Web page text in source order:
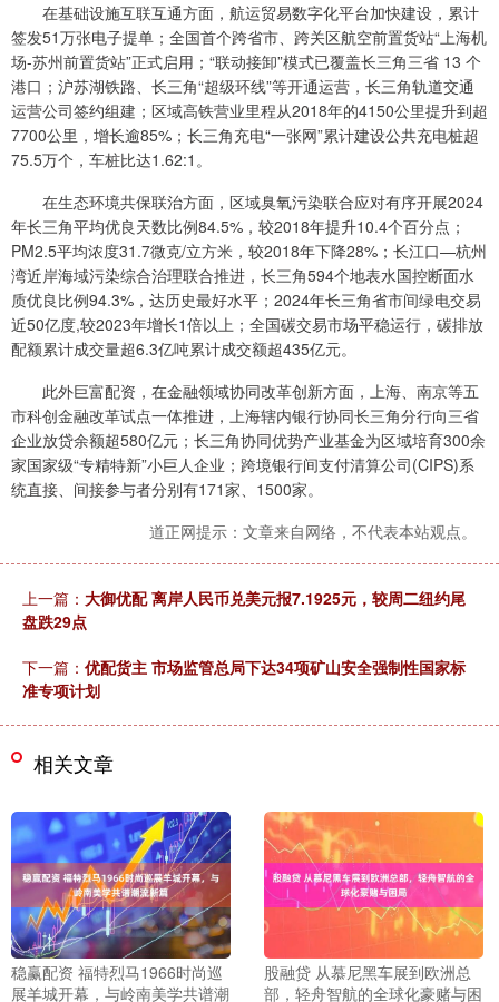
在基础设施互联互通方面，航运贸易数字化平台加快建设，累计
签发51万张电子提单；全国首个跨省市、跨关区航空前置货站“上海机
场-苏州前置货站”正式启用；“联动接卸”模式已覆盖长三角三省 13 个
港口；沪苏湖铁路、长三角“超级环线”等开通运营，长三角轨道交通
运营公司签约组建；区域高铁营业里程从2018年的4150公里提升到超
7700公里，增长逾85%；长三角充电“一张网”累计建设公共充电桩超
75.5万个，车桩比达1.62:1。
在生态环境共保联治方面，区域臭氧污染联合应对有序开展2024
年长三角平均优良天数比例84.5%，较2018年提升10.4个百分点；
PM2.5平均浓度31.7微克/立方米，较2018年下降28%；长江口—杭州
湾近岸海域污染综合治理联合推进，长三角594个地表水国控断面水
质优良比例94.3%，达历史最好水平；2024年长三角省市间绿电交易
近50亿度,较2023年增长1倍以上；全国碳交易市场平稳运行，碳排放
配额累计成交量超6.3亿吨累计成交额超435亿元。
此外巨富配资，在金融领域协同改革创新方面，上海、南京等五
市科创金融改革试点一体推进，上海辖内银行协同长三角分行向三省
企业放贷余额超580亿元；长三角协同优势产业基金为区域培育300余
家国家级“专精特新”小巨人企业；跨境银行间支付清算公司(CIPS)系
统直接、间接参与者分别有171家、1500家。
道正网提示：文章来自网络，不代表本站观点。
上一篇： 大御优配 离岸人民币兑美元报7.1925元，较周二纽约尾
盘跌29点
下一篇： 优配货主 市场监管总局下达34项矿山安全强制性国家标
准专项计划
相关文章
稳赢配资 福特烈马1966时尚巡
展羊城开幕，与岭南美学共谱潮
股融贷 从慕尼黑车展到欧洲总
部，轻舟智航的全球化豪赌与困